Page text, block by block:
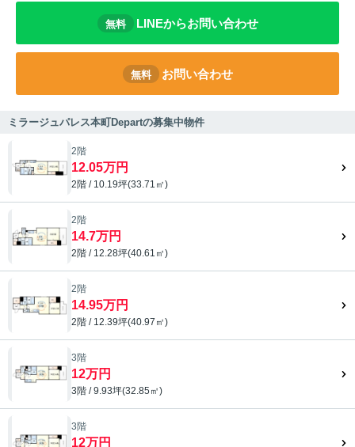
無料 LINEからお問い合わせ
無料 お問い合わせ
ミラージュパレス本町Departの募集中物件
2階
12.05万円
2階 / 10.19坪(33.71㎡)
2階
14.7万円
2階 / 12.28坪(40.61㎡)
2階
14.95万円
2階 / 12.39坪(40.97㎡)
3階
12万円
3階 / 9.93坪(32.85㎡)
3階
12万円